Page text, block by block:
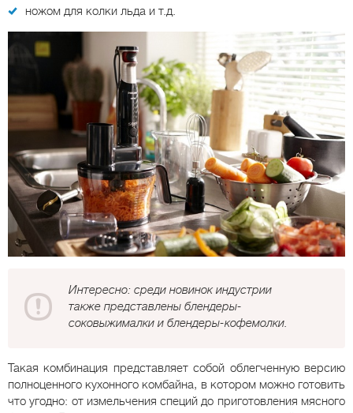
ножом для колки льда и т.д.
Интересно: среди новинок индустрии
также представлены блендеры-
соковыжималки и блендеры-кофемолки.
Такая комбинация представляет собой облегченную версию
полноценного кухонного комбайна, в котором можно готовить
что угодно: от измельчения специй до приготовления мясного